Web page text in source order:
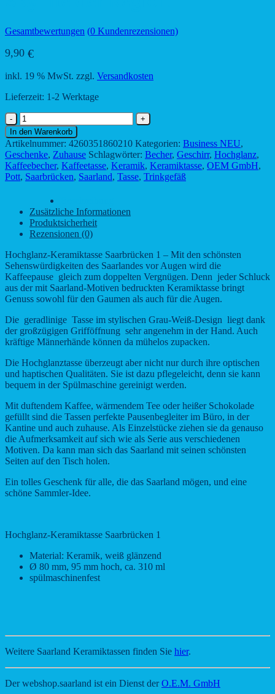
Gesamtbewertungen (0 Kundenrezensionen)
9,90 €
inkl. 19 % MwSt. zzgl. Versandkosten
Lieferzeit: 1-2 Werktage
Hochglanz-
Keramiktasse
Saarbrücken
1
-
Motiv
1
der
Region
Menge
In den Warenkorb
Artikelnummer: 4260351860210 Kategorien: Business NEU,
Geschenke, Zuhause Schlagwörter: Becher, Geschirr, Hochglanz,
Kaffeebecher, Kaffeetasse, Keramik, Keramiktasse, OEM GmbH,
Pott, Saarbrücken, Saarland, Tasse, Trinkgefäß
Zusätzliche Informationen
Produktsicherheit
Rezensionen (0)
Hochglanz-Keramiktasse Saarbrücken 1 – Mit den schönsten
Sehenswürdigkeiten des Saarlandes vor Augen wird die
Kaffeepause gleich zum doppelten Vergnügen. Denn jeder Schluck
aus der mit Saarland-Motiven bedruckten Keramiktasse bringt
Genuss sowohl für den Gaumen als auch für die Augen.
Die geradlinige Tasse im stylischen Grau-Weiß-Design liegt dank
der großzügigen Grifföffnung sehr angenehm in der Hand. Auch
kräftige Männerhände können da mühelos zupacken.
Die Hochglanztasse überzeugt aber nicht nur durch ihre optischen
und haptischen Qualitäten. Sie ist dazu pflegeleicht, denn sie kann
bequem in der Spülmaschine gereinigt werden.
Mit duftendem Kaffee, wärmendem Tee oder heißer Schokolade
gefüllt sind die Tassen perfekte Pausenbegleiter im Büro, in der
Kantine und auch zuhause. Als Einzelstücke ziehen sie da genauso
die Aufmerksamkeit auf sich wie als Serie aus verschiedenen
Motiven. Da kann man sich das Saarland mit seinen schönsten
Seiten auf den Tisch holen.
Ein tolles Geschenk für alle, die das Saarland mögen, und eine
schöne Sammler-Idee.
Hochglanz-Keramiktasse Saarbrücken 1
Material: Keramik, weiß glänzend
Ø 80 mm, 95 mm hoch, ca. 310 ml
spülmaschinenfest
Weitere Saarland Keramiktassen finden Sie hier.
Der webshop.saarland ist ein Dienst derO.E.M. GmbH